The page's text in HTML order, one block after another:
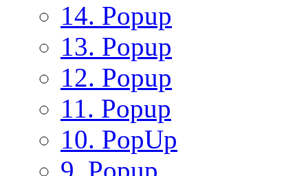
14. Popup
13. Popup
12. Popup
11. Popup
10. PopUp